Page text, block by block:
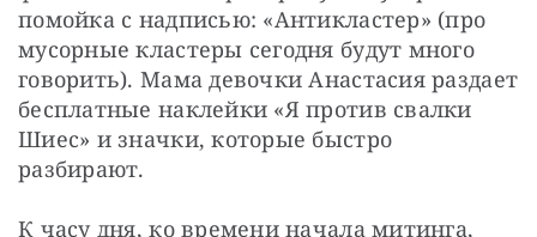
помойка с надписью: «Антикластер» (про
мусорные кластеры сегодня будут много
говорить). Мама девочки Анастасия раздает
бесплатные наклейки «Я против свалки
Шиес» и значки, которые быстро
разбирают.
К часу дня, ко времени начала митинга,